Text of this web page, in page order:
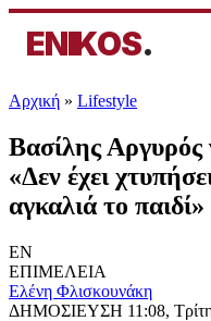
ENIKOS.
Αρχική » Lifestyle
Βασίλης Αργυρός
«Δεν έχει
αγκαλιά το παιδί»
EN
ΕΠΙΜΕΛΕΙΑ
Ελένη Φλισκουνάκη
ΔΗΜΟΣΙΕΥΣΗ 11:08,